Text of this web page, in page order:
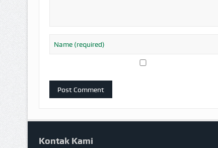
Kontak Kami